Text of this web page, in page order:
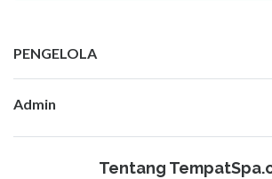
PENGELOLA
Admin
Tentang